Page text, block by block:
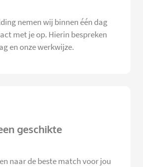
nemen wij binnen één dag
met je op. Hierin bespreken
en onze werkwijze.
geschikte
naar de beste match voor jou